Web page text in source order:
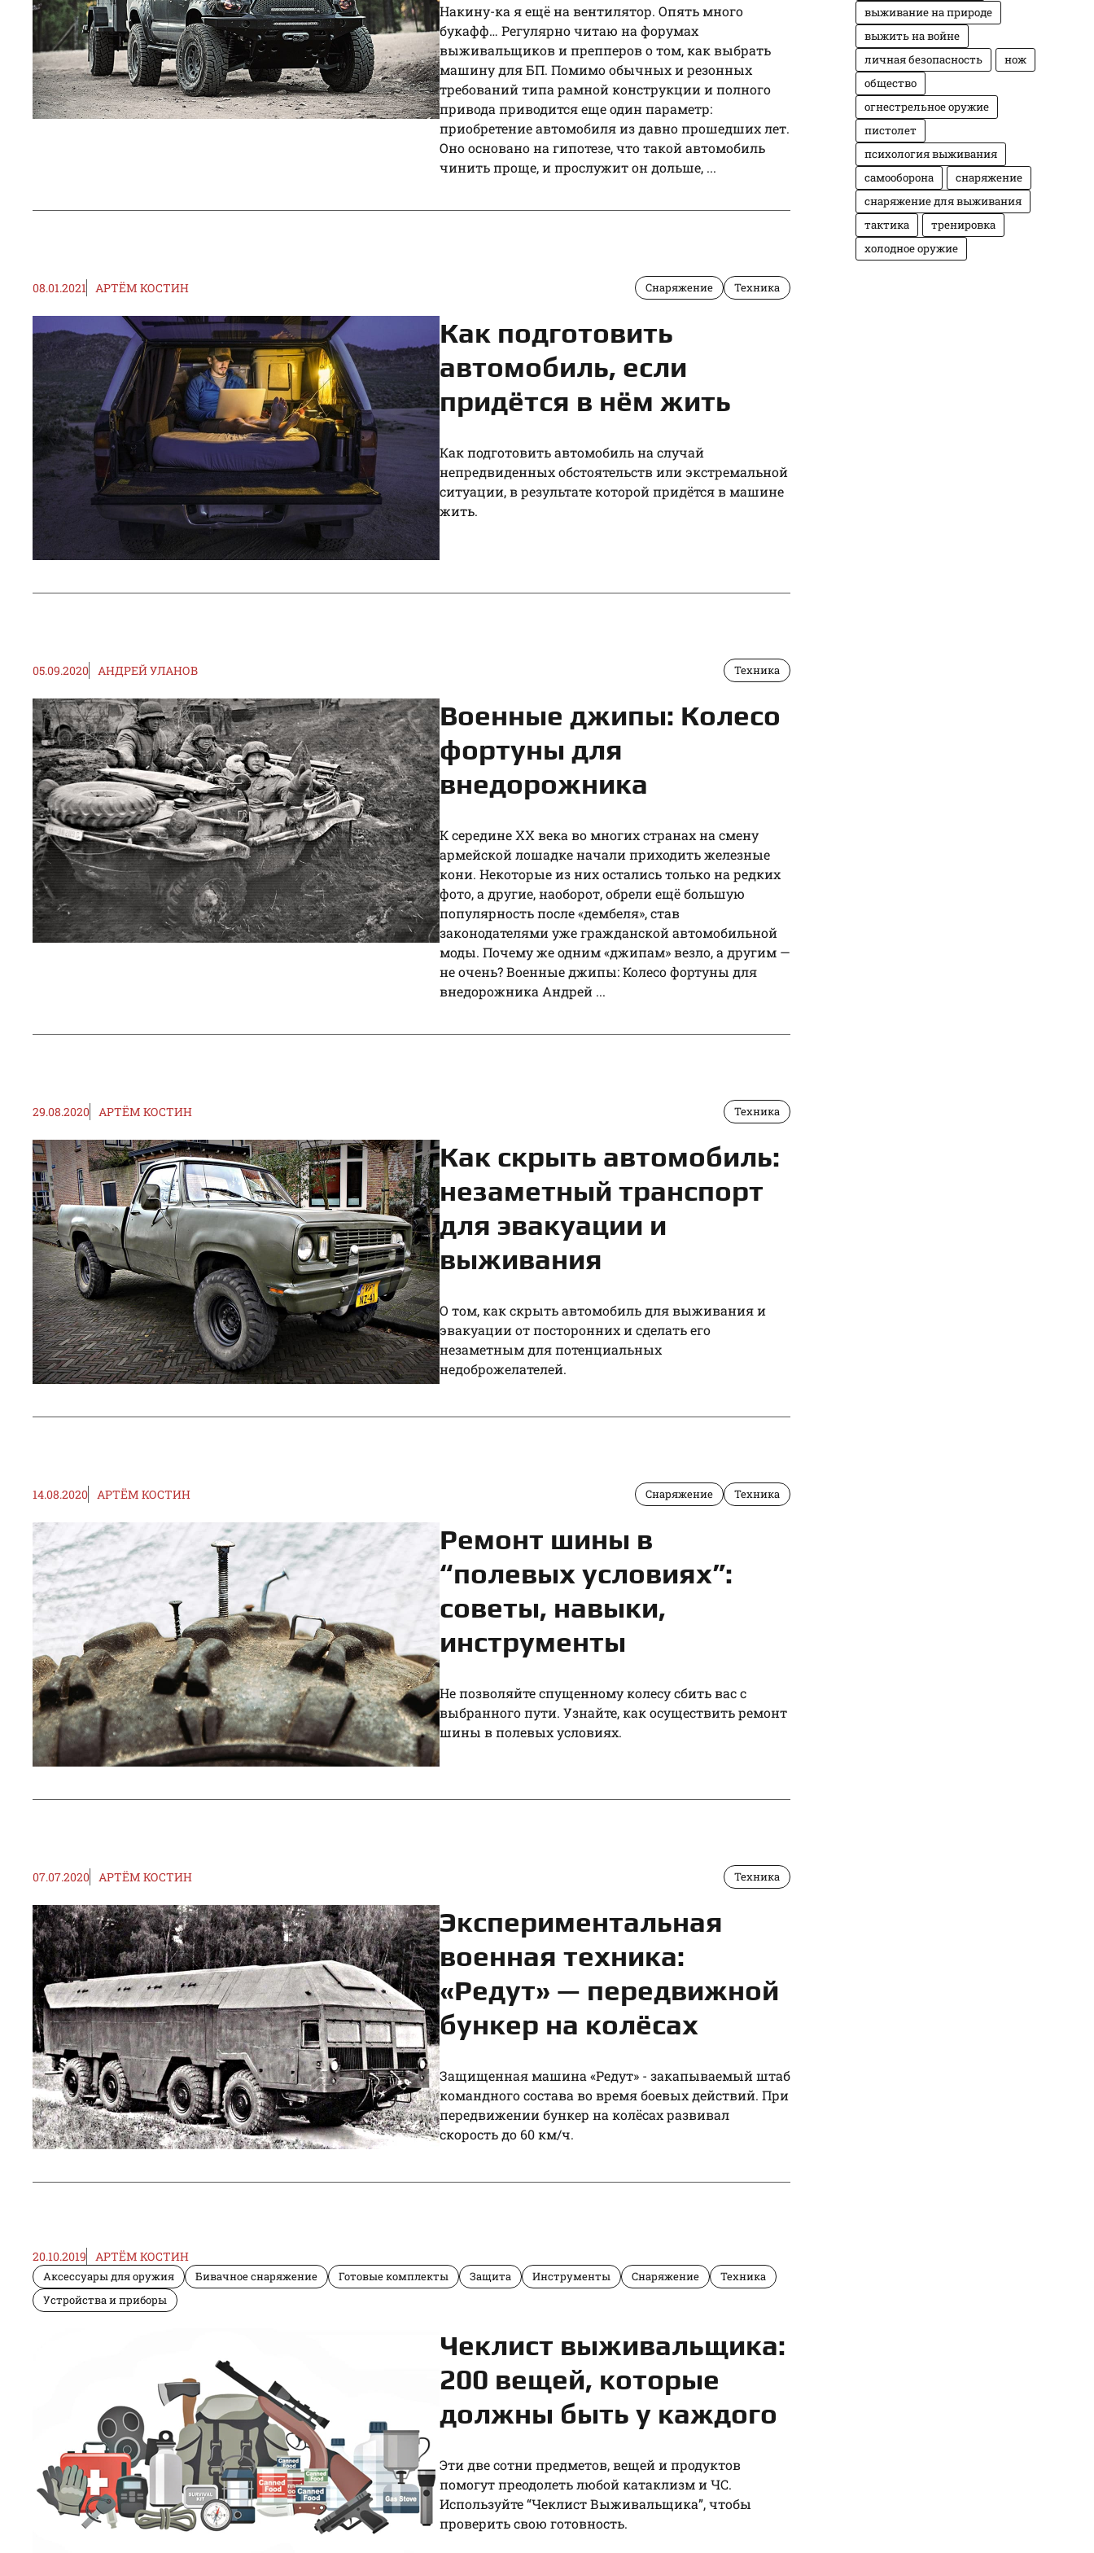
Накину-ка я ещё на вентилятор. Опять много
букафф… Регулярно читаю на форумах
выживальщиков и препперов о том, как выбрать
машину для БП. Помимо обычных и резонных
требований типа рамной конструкции и полного
привода приводится еще один параметр:
приобретение автомобиля из давно прошедших лет.
Оно основано на гипотезе, что такой автомобиль
чинить проще, и прослужит он дольше, ...
08.01.2021 АРТЁМ КОСТИН Снаряжение Техника
Как подготовить
автомобиль, если
придётся в нём жить
Как подготовить автомобиль на случай
непредвиденных обстоятельств или экстремальной
ситуации, в результате которой придётся в машине
жить.
05.09.2020 АНДРЕЙ УЛАНОВ Техника
Военные джипы: Колесо
фортуны для
внедорожника
К середине XX века во многих странах на смену
армейской лошадке начали приходить железные
кони. Некоторые из них остались только на редких
фото, а другие, наоборот, обрели ещё большую
популярность после «дембеля», став
законодателями уже гражданской автомобильной
моды. Почему же одним «джипам» везло, а другим —
не очень? Военные джипы: Колесо фортуны для
внедорожника Андрей ...
29.08.2020 АРТЁМ КОСТИН Техника
Как скрыть автомобиль:
незаметный транспорт
для эвакуации и
выживания
О том, как скрыть автомобиль для выживания и
эвакуации от посторонних и сделать его
незаметным для потенциальных
недоброжелателей.
14.08.2020 АРТЁМ КОСТИН Снаряжение Техника
Ремонт шины в
“полевых условиях”:
советы, навыки,
инструменты
Не позволяйте спущенному колесу сбить вас с
выбранного пути. Узнайте, как осуществить ремонт
шины в полевых условиях.
07.07.2020 АРТЁМ КОСТИН Техника
Экспериментальная
военная техника:
«Редут» — передвижной
бункер на колёсах
Защищенная машина «Редут» - закапываемый штаб
командного состава во время боевых действий. При
передвижении бункер на колёсах развивал
скорость до 60 км/ч.
20.10.2019 АРТЁМ КОСТИН
Аксессуары для оружия Бивачное снаряжение Готовые комплекты Защита Инструменты Снаряжение
Техника
Устройства и приборы
Чеклист выживальщика:
200 вещей, которые
должны быть у каждого
Эти две сотни предметов, вещей и продуктов
помогут преодолеть любой катаклизм и ЧС.
Используйте “Чеклист Выживальщика”, чтобы
проверить свою готовность.
выживание на природе
выжить на войне
личная безопасность
нож
общество
огнестрельное оружие
пистолет
психология выживания
самооборона
снаряжение
снаряжение для выживания
тактика
тренировка
холодное оружие